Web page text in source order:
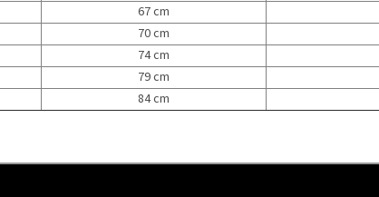
67 cm
70 cm
74 cm
79 cm
84 cm